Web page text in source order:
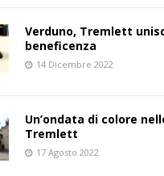
Verduno, Tremlett
beneficenza
14 Dicembre 2022
Un’ondata di colore
Tremlett
17 Agosto 2022